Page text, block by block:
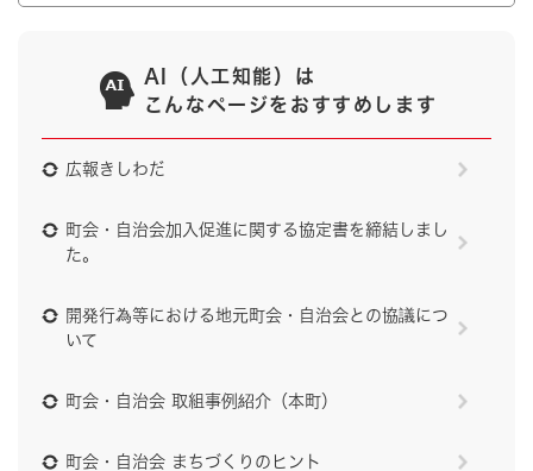
AI（人工知能）は
こんなページをおすすめします
広報きしわだ
町会・自治会加入促進に関する協定書を締結しまし
た。
開発行為等における地元町会・自治会との協議につ
いて
町会・自治会 取組事例紹介（本町）
町会・自治会 まちづくりのヒント